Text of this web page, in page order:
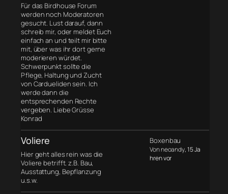
Für das Birdhouse Forum
werden noch Moderatoren
gesucht. Lust darauf, dann
schreib mir, oder meldet Euch
einfach an und teilt mir bitte
mit, über was ihr dort gerne
moderieren würdet.
Schwerpunkt sollte die
Pflege, Haltung und Zucht
von Cardueliden sein. Ich
werde dann die
entsprechenden Rechte
vergeben. Liebe Grüsse
Konrad
Voliere
Hier geht alles rein was die
Voliere betrifft. z.B. Bau,
Ausstattung, Bepflanzung
u.s.w.
Boxenbau
Von neoandy, 15 Ja
hren vor